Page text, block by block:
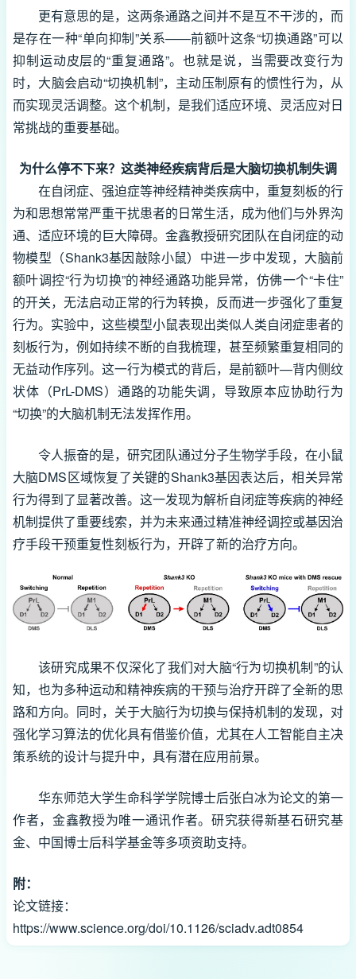
更有意思的是，这两条通路之间并不是互不干涉的，而
是存在一种“单向抑制”关系——前额叶这条“切换通路”可以
抑制运动皮层的“重复通路”。也就是说，当需要改变行为
时，大脑会启动“切换机制”，主动压制原有的惯性行为，从
而实现灵活调整。这个机制，是我们适应环境、灵活应对日
常挑战的重要基础。
为什么停不下来？这类神经疾病背后是大脑切换机制失调
在自闭症、强迫症等神经精神类疾病中，重复刻板的行
为和思想常常严重干扰患者的日常生活，成为他们与外界沟
通、适应环境的巨大障碍。金鑫教授研究团队在自闭症的动
物模型（Shank3基因敲除小鼠）中进一步中发现，大脑前
额叶调控“行为切换”的神经通路功能异常，仿佛一个“卡住”
的开关，无法启动正常的行为转换，反而进一步强化了重复
行为。实验中，这些模型小鼠表现出类似人类自闭症患者的
刻板行为，例如持续不断的自我梳理，甚至频繁重复相同的
无益动作序列。这一行为模式的背后，是前额叶—背内侧纹
状体（PrL-DMS）通路的功能失调，导致原本应协助行为
“切换”的大脑机制无法发挥作用。
令人振奋的是，研究团队通过分子生物学手段，在小鼠
大脑DMS区域恢复了关键的Shank3基因表达后，相关异常
行为得到了显著改善。这一发现为解析自闭症等疾病的神经
机制提供了重要线索，并为未来通过精准神经调控或基因治
疗手段干预重复性刻板行为，开辟了新的治疗方向。
该研究成果不仅深化了我们对大脑“行为切换机制”的认
知，也为多种运动和精神疾病的干预与治疗开辟了全新的思
路和方向。同时，关于大脑行为切换与保持机制的发现，对
强化学习算法的优化具有借鉴价值，尤其在人工智能自主决
策系统的设计与提升中，具有潜在应用前景。
华东师范大学生命科学学院博士后张白冰为论文的第一
作者，金鑫教授为唯一通讯作者。研究获得新基石研究基
金、中国博士后科学基金等多项资助支持。
附：
论文链接：
https://www.science.org/doi/10.1126/sciadv.adt0854